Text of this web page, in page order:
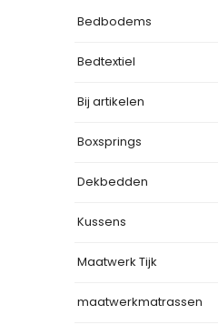
Bedbodems
Bedtextiel
Bij artikelen
Boxsprings
Dekbedden
Kussens
Maatwerk Tijk
maatwerkmatrassen